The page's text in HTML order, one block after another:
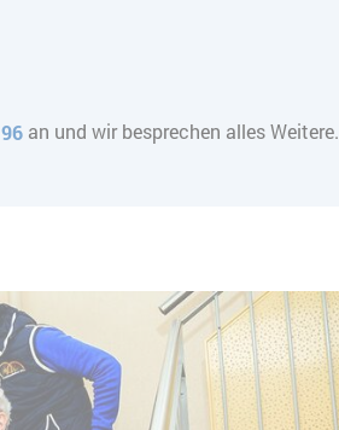
an und wir besprechen alles Weitere.